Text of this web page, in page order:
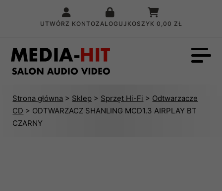
UTWÓRZ KONTOZALOGUJ KOSZYK 0,00 ZŁ
Strona główna > Sklep > Sprzęt Hi-Fi > Odtwarzacze
CD > ODTWARZACZ SHANLING MCD1.3 AIRPLAY BT
CZARNY